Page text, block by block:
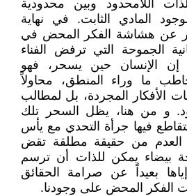
اللامحدود وبين محدودية
المادي الثابت. في نهاية
عن هشاشة الفكر المحض في
الجموحة التي ترفض الفناء
إن الإنسان حين يسحر، فهو
ما وراء المنطق، محاولاً
الأفكار المجردة، بل لمطالب
و من هنا، يظل السحر تلك
تتقاطع فيها جرأة التحدي مع يأس
العدم من حقيقة مطلقة تقض
بيضاء يمكن للذات أن ترسم
بعيداً عن صرامة الحقائق
الفكر المحض على وجودنا.